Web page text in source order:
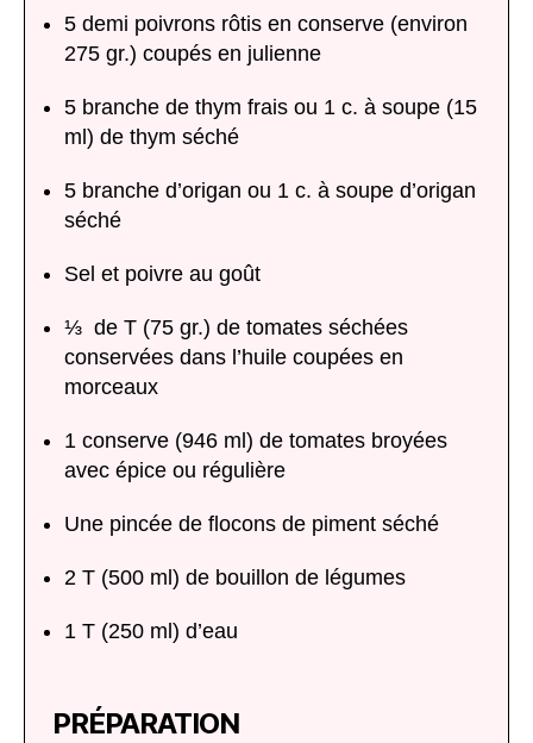
5 demi poivrons rôtis en conserve (environ
275 gr.) coupés en julienne
5 branche de thym frais ou 1 c. à soupe (15
ml) de thym séché
5 branche d’origan ou 1 c. à soupe d’origan
séché
Sel et poivre au goût
⅓ de T (75 gr.) de tomates séchées
conservées dans l’huile coupées en
morceaux
1 conserve (946 ml) de tomates broyées
avec épice ou régulière
Une pincée de flocons de piment séché
2 T (500 ml) de bouillon de légumes
1 T (250 ml) d’eau
PRÉPARATION